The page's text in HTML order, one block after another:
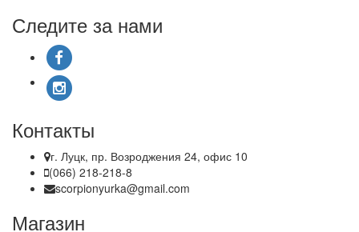
Следите за нами
Контакты
г. Луцк, пр. Возроджения 24, офис 10
(066) 218-218-8
scorpionyurka@gmail.com
Магазин